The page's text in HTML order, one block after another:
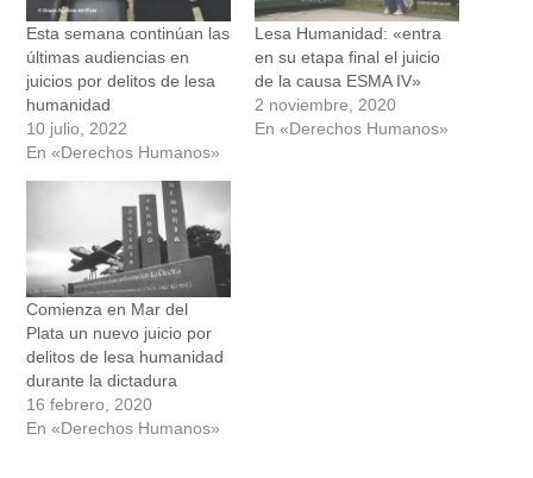
Esta semana continúan las
últimas audiencias en
juicios por delitos de lesa
humanidad
10 julio, 2022
En «Derechos Humanos»
Lesa Humanidad: «entra
en su etapa final el juicio
de la causa ESMA IV»
2 noviembre, 2020
En «Derechos Humanos»
Comienza en Mar del
Plata un nuevo juicio por
delitos de lesa humanidad
durante la dictadura
16 febrero, 2020
En «Derechos Humanos»